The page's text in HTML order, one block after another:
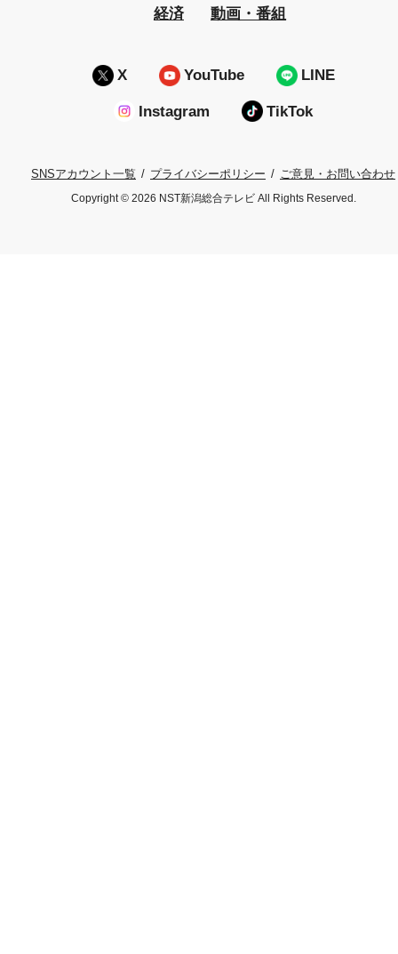
経済 動画・番組
X YouTube LINE
Instagram TikTok
SNSアカウント一覧 プライバシーポリシー ご意見・お問い合わせ
Copyright © 2026 NST新潟総合テレビ All Rights Reserved.